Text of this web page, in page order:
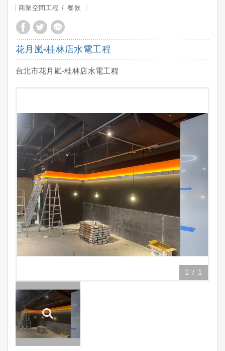
商業空間工程 餐飲
花月嵐-桂林店水電工程
台北市花月嵐-桂林店水電工程
1 / 1